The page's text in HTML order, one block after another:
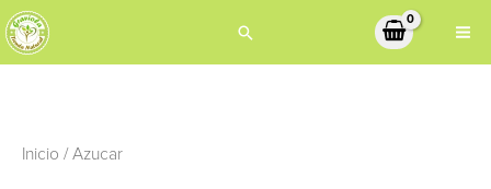
al
Buscar
Inicio / Azucar